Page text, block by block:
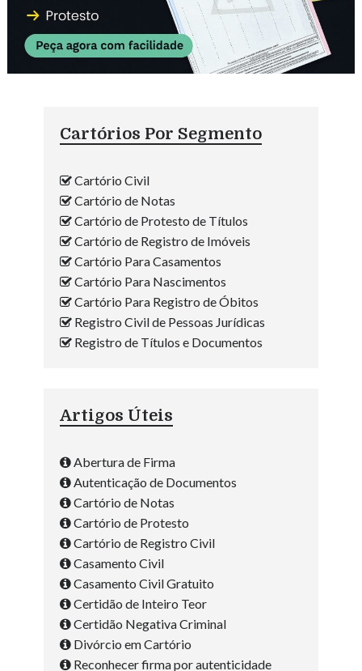
Cartórios Por Segmento
Cartório Civil
Cartório de Notas
Cartório de Protesto de Títulos
Cartório de Registro de Imóveis
Cartório Para Casamentos
Cartório Para Nascimentos
Cartório Para Registro de Óbitos
Registro Civil de Pessoas Jurídicas
Registro de Títulos e Documentos
Artigos Úteis
Abertura de Firma
Autenticação de Documentos
Cartório de Notas
Cartório de Protesto
Cartório de Registro Civil
Casamento Civil
Casamento Civil Gratuito
Certidão de Inteiro Teor
Certidão Negativa Criminal
Divórcio em Cartório
Reconhecer firma por autenticidade